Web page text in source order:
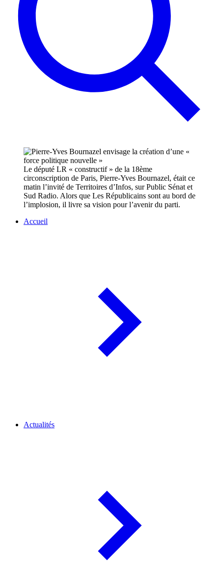
Le député LR « constructif » de la 18ème
circonscription de Paris, Pierre-Yves Bournazel, était ce
matin l’invité de Territoires d’Infos, sur Public Sénat et
Sud Radio. Alors que Les Républicains sont au bord de
l’implosion, il livre sa vision pour l’avenir du parti.
Accueil
Actualités